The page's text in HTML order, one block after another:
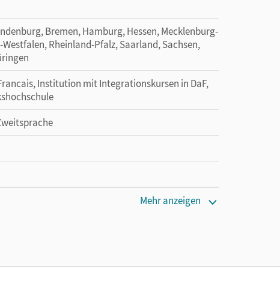
Bremen, Hamburg, Hessen, Mecklenburg-
Rheinland-Pfalz, Saarland, Sachsen,
Institution mit Integrationskursen in DaF,
Mehr anzeigen